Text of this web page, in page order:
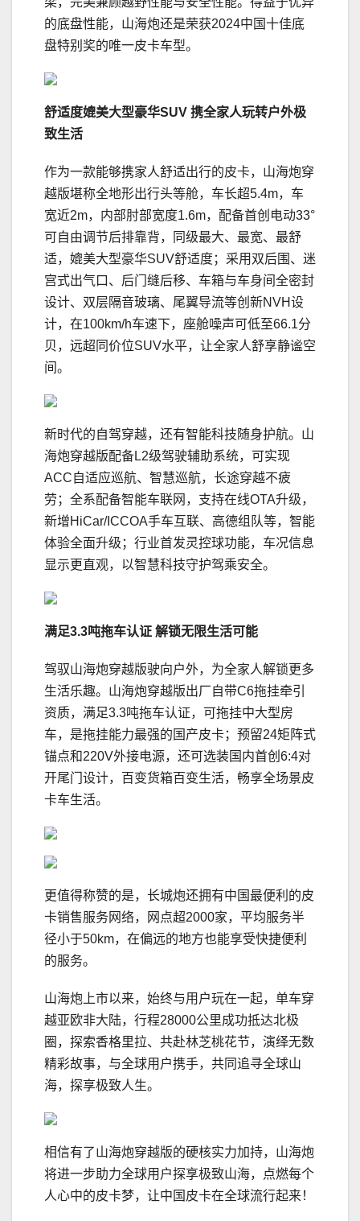
的底盘性能，山海炮还是荣获2024中国十佳底
盘特别奖的唯一皮卡车型。
舒适度媲美大型豪华SUV 携全家人玩转户外极
致生活
作为一款能够携家人舒适出行的皮卡，山海炮穿
越版堪称全地形出行头等舱，车长超5.4m，车
宽近2m，内部肘部宽度1.6m，配备首创电动33°
可自由调节后排靠背，同级最大、最宽、最舒
适，媲美大型豪华SUV舒适度；采用双后围、迷
宫式出气口、后门缝后移、车箱与车身间全密封
设计、双层隔音玻璃、尾翼导流等创新NVH设
计，在100km/h车速下，座舱噪声可低至66.1分
贝，远超同价位SUV水平，让全家人舒享静谧空
间。
新时代的自驾穿越，还有智能科技随身护航。山
海炮穿越版配备L2级驾驶辅助系统，可实现
ACC自适应巡航、智慧巡航，长途穿越不疲
劳；全系配备智能车联网，支持在线OTA升级，
新增HiCar/ICCOA手车互联、高德组队等，智能
体验全面升级；行业首发灵控球功能，车况信息
显示更直观，以智慧科技守护驾乘安全。
满足3.3吨拖车认证 解锁无限生活可能
驾驭山海炮穿越版驶向户外，为全家人解锁更多
生活乐趣。山海炮穿越版出厂自带C6拖挂牵引
资质，满足3.3吨拖车认证，可拖挂中大型房
车，是拖挂能力最强的国产皮卡；预留24矩阵式
锚点和220V外接电源，还可选装国内首创6:4对
开尾门设计，百变货箱百变生活，畅享全场景皮
卡车生活。
更值得称赞的是，长城炮还拥有中国最便利的皮
卡销售服务网络，网点超2000家，平均服务半
径小于50km，在偏远的地方也能享受快捷便利
的服务。
山海炮上市以来，始终与用户玩在一起，单车穿
越亚欧非大陆，行程28000公里成功抵达北极
圈，探索香格里拉、共赴林芝桃花节，演绎无数
精彩故事，与全球用户携手，共同追寻全球山
海，探享极致人生。
相信有了山海炮穿越版的硬核实力加持，山海炮
将进一步助力全球用户探享极致山海，点燃每个
人心中的皮卡梦，让中国皮卡在全球流行起来！